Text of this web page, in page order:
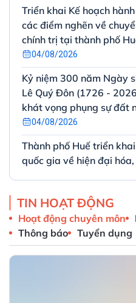
Triển khai Kế hoạch
các điểm nghẽn về
chính trị tại thành phố
04/08/2026
Kỷ niệm 300 năm Ngày
Lê Quý Đôn (1726 -
khát vọng phụng sự đất
04/08/2026
Thành phố Huế triển
quốc gia về hiện đại
Tiếp tục đẩy mạnh
số” nhằm thực hiện tốt
của Bộ Chính trị trên địa
31/07/2026
TIN HOẠT ĐỘNG
Hoạt động chuyên môn
Thông báo
Tuyển dụng